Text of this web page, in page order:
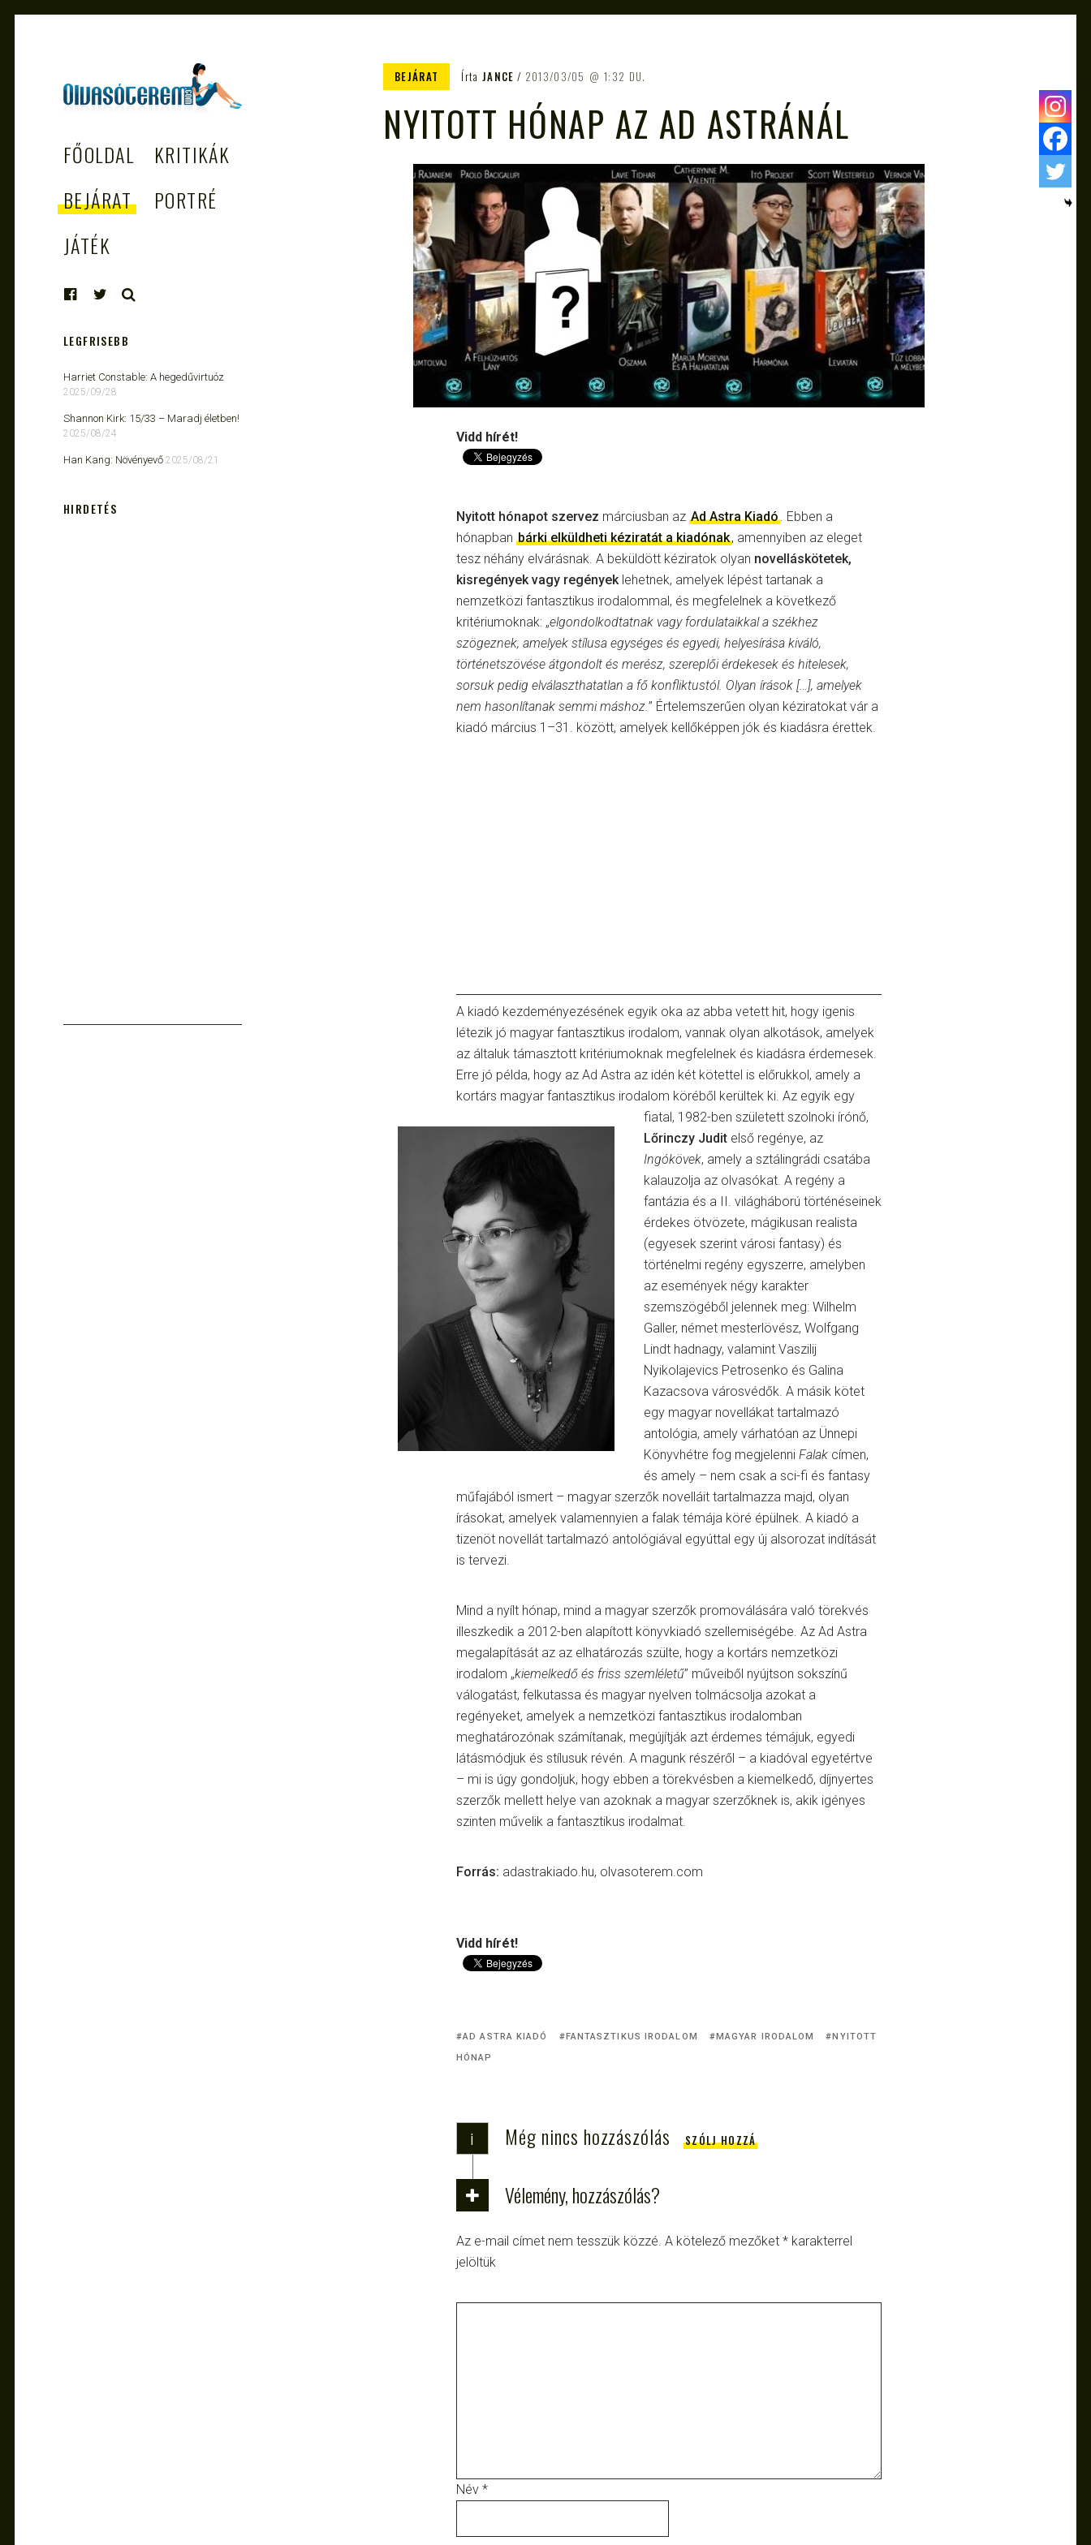
– AZ EGÉSZSÉGES
OLVASÁS
TÁMOGATÓJA
FŐOLDAL
KRITIKÁK
BEJÁRAT
PORTRÉ
JÁTÉK
BEJÁRAT Írta JANCE 2013/03/05 1:32 DU.
NYITOTT HÓNAP AZ AD ASTRÁNÁL
Vidd hírét!
Nyitott hónapot szervez márciusban az Ad Astra Kiadó . Ebben a
hónapban bárki elküldheti kéziratát a kiadónak, amennyiben az eleget
tesz néhány elvárásnak. A beküldött kéziratok olyan novelláskötetek,
kisregények vagy regények lehetnek, amelyek lépést tartanak a
nemzetközi fantasztikus irodalommal, és megfelelnek a következő
kritériumoknak: „elgondolkodtatnak vagy fordulataikkal a székhez
szögeznek, amelyek stílusa egységes és egyedi, helyesírása kiváló,
történetszövése átgondolt és merész, szereplői érdekesek és hitelesek,
sorsuk pedig elválaszthatatlan a fő konfliktustól. Olyan írások […], amelyek
nem hasonlítanak semmi máshoz. ” Értelemszerűen olyan kéziratokat vár a
kiadó március 1–31. között, amelyek kellőképpen jók és kiadásra érettek.
A kiadó kezdeményezésének egyik oka az abba vetett hit, hogy igenis
létezik jó magyar fantasztikus irodalom, vannak olyan alkotások, amelyek
az általuk támasztott kritériumoknak megfelelnek és kiadásra érdemesek.
Erre jó példa, hogy az Ad Astra az idén két kötettel is előrukkol, amely a
kortárs magyar fantasztikus irodalom köréből kerültek ki. Az egyik egy
fiatal, 1982-ben született szolnoki írónő,
Lőrinczy Judit első regénye, az
Ingókövek, amely a sztálingrádi csatába
kalauzolja az olvasókat. A regény a
fantázia és a II. világháború történéseinek
érdekes ötvözete, mágikusan realista
(egyesek szerint városi fantasy) és
történelmi regény egyszerre, amelyben
az események négy karakter
szemszögéből jelennek meg: Wilhelm
Galler, német mesterlövész, Wolfgang
Lindt hadnagy, valamint Vaszilij
Nyikolajevics Petrosenko és Galina
Kazacsova városvédők. A másik kötet
egy magyar novellákat tartalmazó
antológia, amely várhatóan az Ünnepi
Könyvhétre fog megjelenni Falak címen,
és amely – nem csak a sci-fi és fantasy
műfajából ismert – magyar szerzők novelláit tartalmazza majd, olyan
írásokat, amelyek valamennyien a falak témája köré épülnek. A kiadó a
tizenöt novellát tartalmazó antológiával egyúttal egy új alsorozat indítását
is tervezi.
Mind a nyílt hónap, mind a magyar szerzők promoválására való törekvés
illeszkedik a 2012-ben alapított könyvkiadó szellemiségébe. Az Ad Astra
megalapítását az az elhatározás szülte, hogy a kortárs nemzetközi
irodalom „kiemelkedő és friss szemléletű” műveiből nyújtson sokszínű
válogatást, felkutassa és magyar nyelven tolmácsolja azokat a
regényeket, amelyek a nemzetközi fantasztikus irodalomban
meghatározónak számítanak, megújítják azt érdemes témájuk, egyedi
látásmódjuk és stílusuk révén. A magunk részéről – a kiadóval egyetértve
– mi is úgy gondoljuk, hogy ebben a törekvésben a kiemelkedő, díjnyertes
szerzők mellett helye van azoknak a magyar szerzőknek is, akik igényes
szinten művelik a fantasztikus irodalmat.
Forrás: adastrakiado.hu, olvasoterem.com
Vidd hírét!
AD ASTRA KIADÓ FANTASZTIKUS IRODALOM MAGYAR IRODALOM
NYITOTT
HÓNAP
i Még nincs hozzászólás SZÓLJ HOZZÁ
Vélemény, hozzászólás?
Az e-mail címet nem tesszük közzé. A kötelező mezőket * karakterrel
jelöltük
Név *
LEGFRISEBB
Harriet Constable: A hegedűvirtuóz
2025/09/28
Shannon Kirk: 15/33 ​– Maradj életben!
2025/08/24
Han Kang: Növényevő 2025/08/21
HIRDETÉS